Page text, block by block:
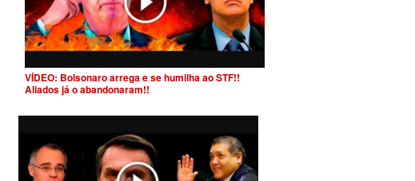
VÍDEO: Bolsonaro arrega e se humilha ao STF!!
Aliados já o abandonaram!!